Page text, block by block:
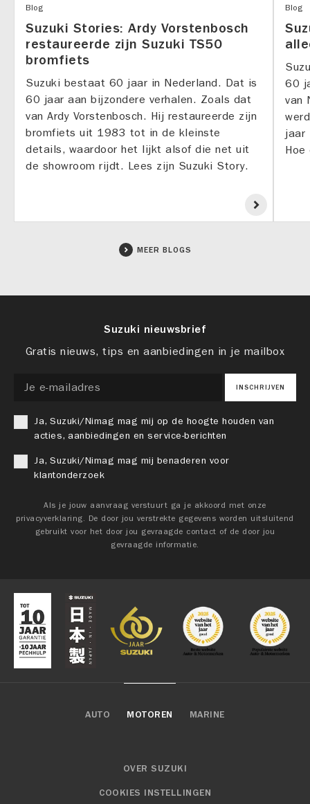
Blog
Suzuki Stories: Ardy Vorstenbosch
restaureerde zijn Suzuki TS50
bromfiets
Suzuki bestaat 60 jaar in Nederland. Dat is
60 jaar aan bijzondere verhalen. Zoals dat
van Ardy Vorstenbosch. Hij restaureerde zijn
bromfiets uit 1983 tot in de kleinste
details, waardoor het lijkt alsof die net uit
de showroom rijdt. Lees zijn Suzuki Story.
Blog
60
van
jaar
MEER BLOGS
Suzuki nieuwsbrief
Gratis nieuws, tips en aanbiedingen in je mailbox
INSCHRIJVEN
Ja, Suzuki/Nimag mag mij op de hoogte houden van
acties, aanbiedingen en service-berichten
Ja, Suzuki/Nimag mag mij benaderen voor
klantonderzoek
Als je jouw aanvraag verstuurt ga je akkoord met onze
privacyverklaring. De door jou verstrekte gegevens worden uitsluitend
gebruikt voor het door jou gevraagde contact of de door jou
gevraagde informatie.
AUTO MOTOREN MARINE
OVER SUZUKI
COOKIES INSTELLINGEN